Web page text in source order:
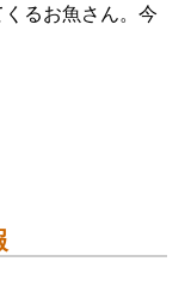
るお魚さん。今